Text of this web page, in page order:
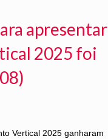
apresentar
2025 foi
Vertical 2025 ganharam